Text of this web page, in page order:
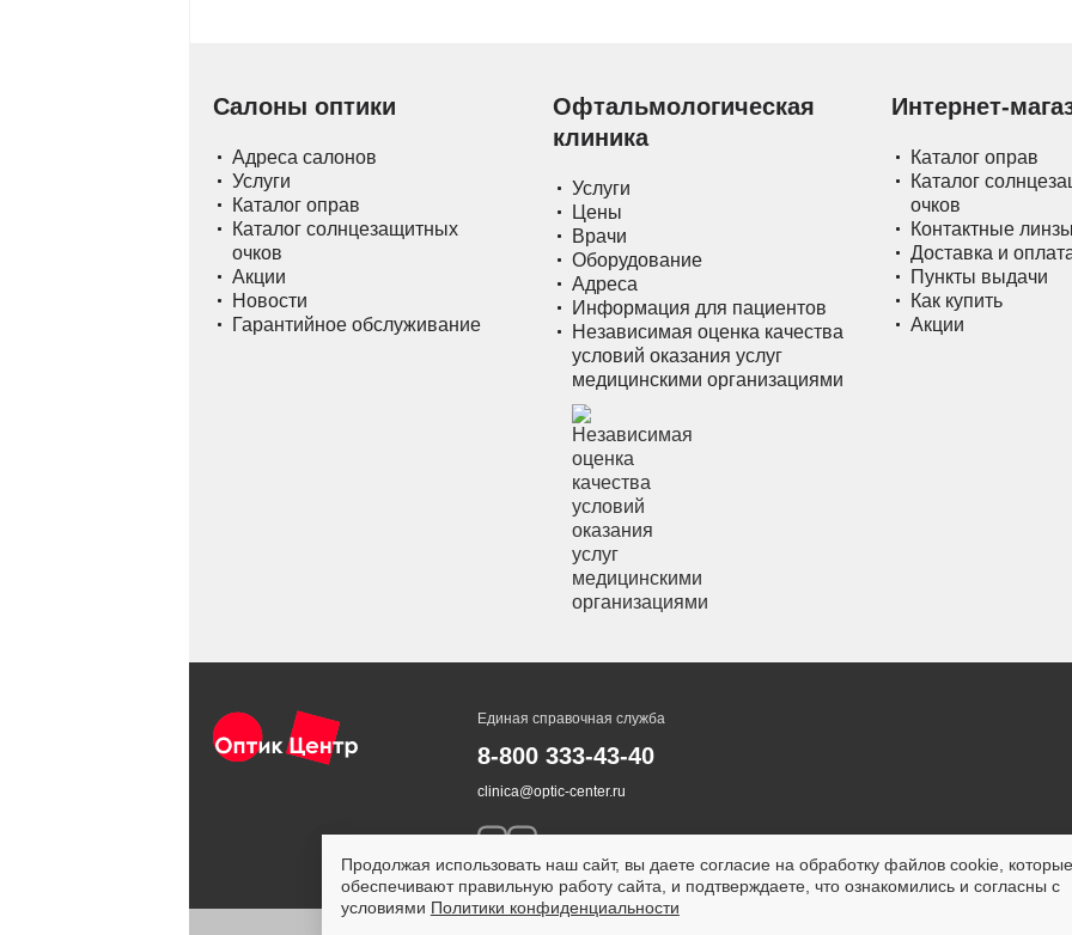
Салоны оптики
Адреса салонов
Услуги
Каталог оправ
Каталог солнцезащитных
очков
Акции
Новости
Гарантийное обслуживание
Офтальмологическая
клиника
Услуги
Цены
Врачи
Оборудование
Адреса
Информация для пациентов
Независимая оценка качества
условий оказания услуг
медицинскими организациями
Интернет-
Каталог оправ
Каталог
очков
Контактные линзы
Доставка и
Пункты выдачи
Как купить
Акции
Единая справочная служба
8-800 333-43-40
clinica@optic-center.ru
Продолжая использовать наш сайт, вы даете согласие на обработку файлов cookie, которые
обеспечивают правильную работу сайта, и подтверждаете, что ознакомились и согласны с
условиями Политики конфиденциальности